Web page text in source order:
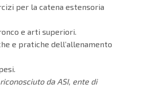
per la catena estensoria
e arti superiori.
e pratiche dell’allenamento
da ASI, ente di